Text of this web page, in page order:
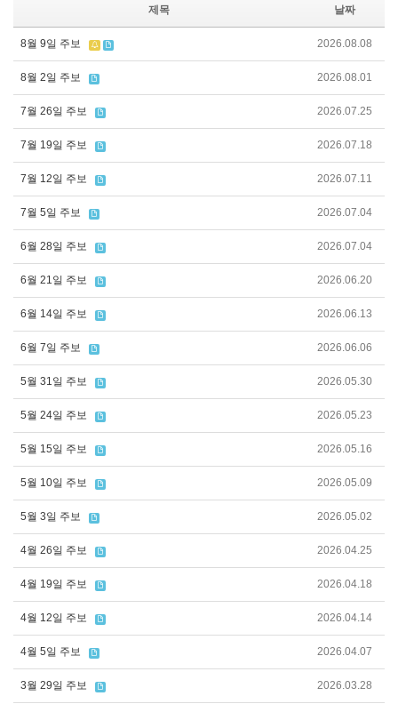
제목 날짜
8월 9일 주보 2026.08.08
8월 2일 주보 2026.08.01
7월 26일 주보 2026.07.25
7월 19일 주보 2026.07.18
7월 12일 주보 2026.07.11
7월 5일 주보 2026.07.04
6월 28일 주보 2026.07.04
6월 21일 주보 2026.06.20
6월 14일 주보 2026.06.13
6월 7일 주보 2026.06.06
5월 31일 주보 2026.05.30
5월 24일 주보 2026.05.23
5월 15일 주보 2026.05.16
5월 10일 주보 2026.05.09
5월 3일 주보 2026.05.02
4월 26일 주보 2026.04.25
4월 19일 주보 2026.04.18
4월 12일 주보 2026.04.14
4월 5일 주보 2026.04.07
3월 29일 주보 2026.03.28